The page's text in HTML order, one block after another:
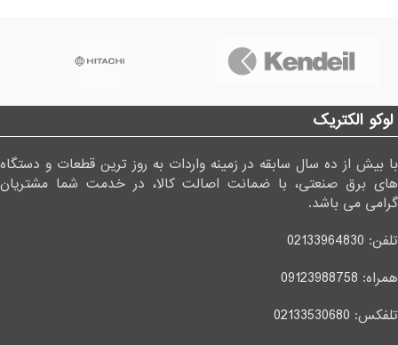
لوکو الکتریک
با بیش از ده سال سابقه در زمینه واردات به روز ترین قطعات و دستگاه
های برق صنعتی، با ضمانت اصالت کالا، در خدمت شما مشتریان
گرامی می باشد.
تلفن: 02133964830
همراه: 09123988758
تلفکس: 02133530680